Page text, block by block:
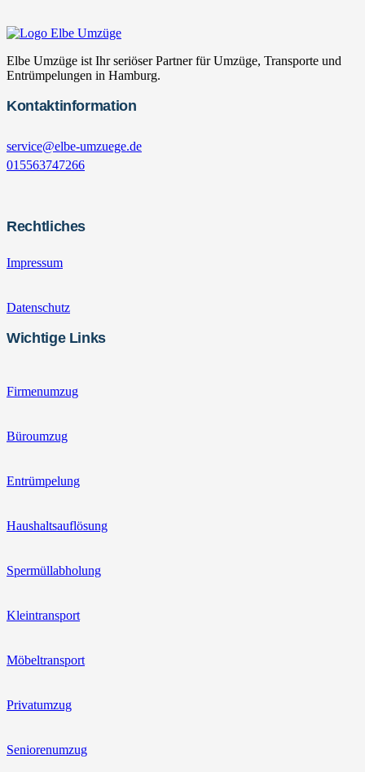
Elbe Umzüge ist Ihr seriöser Partner für Umzüge, Transporte und
Entrümpelungen in Hamburg.
Kontaktinformation
service@elbe-umzuege.de
015563747266
Rechtliches
Impressum
Datenschutz
Wichtige Links
Firmenumzug
Büroumzug
Entrümpelung
Haushaltsauflösung
Spermüllabholung
Kleintransport
Möbeltransport
Privatumzug
Seniorenumzug